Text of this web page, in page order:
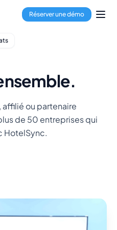
Réserver une démo
affilié ou partenaire
de 50 entreprises qui
HotelSync.